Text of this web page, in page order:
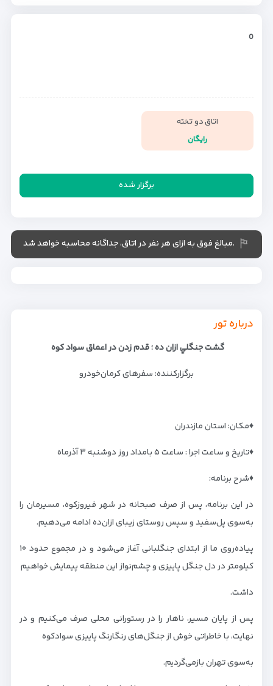
0
اتاق دو تخته
رایگان
برگزار شده
.مبالغ فوق به ازای هر نفر در اتاق، جداگانه محاسبه خواهد شد
درباره تور
گشت جنگلي ازان ده ؛ قدم زدن در اعماق سواد كوه
برگزارکننده: سفرهای کرمان‌خودرو
♦️مکان: استان مازندران
♦️تاریخ و ساعت اجرا : ساعت ۵ بامداد روز دوشنبه ۳ آذرماه
♦️شرح برنامه:
در این برنامه، پس از صرف صبحانه در شهر فیروزکوه، مسیرمان را
به‌سوی پل‌سفید و سپس روستای زیبای ازان‌ده ادامه می‌دهیم.
پیاده‌روی ما از ابتدای جنگلبانی آغاز می‌شود و در مجموع حدود ۱۰
کیلومتر در دل جنگل پاییزی و چشم‌نواز این منطقه پیمایش خواهيم
داشت.
پس از پایان مسیر، ناهار را در رستورانی محلی صرف می‌کنیم و در
نهایت، با خاطراتی خوش از جنگل‌های رنگارنگ پاییزی سوادکوه
به‌سوی تهران بازمی‌گردیم.